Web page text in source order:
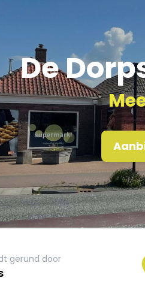
De
gerund door